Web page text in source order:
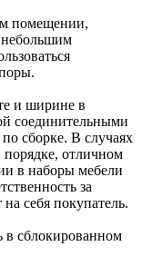
помещении,
небольшим
и ширине в
соединительными
сборке. В случаях
отличном
в наборы мебели
за
себя покупатель.
в сблокированном